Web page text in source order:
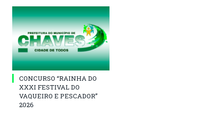
CONCURSO “RAINHA DO
XXXI FESTIVAL DO
VAQUEIRO E PESCADOR”
2026